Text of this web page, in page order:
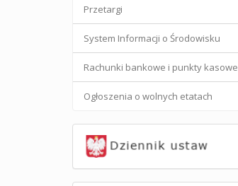
Przetargi
System Informacji o Środowisku
Rachunki bankowe i punkty kasowe
Ogłoszenia o wolnych etatach